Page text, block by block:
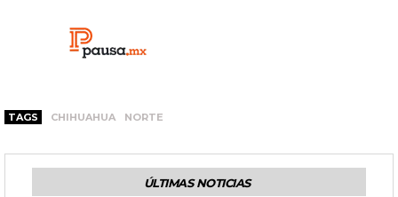
TAGS CHIHUAHUA NORTE
ÚLTIMAS NOTICIAS